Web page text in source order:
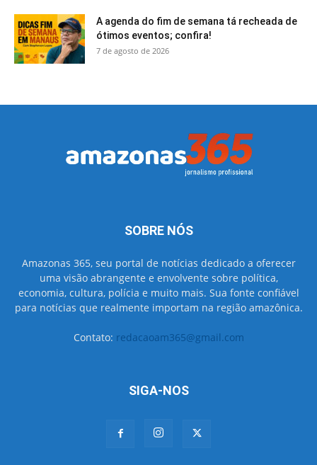
A agenda do fim de semana tá recheada de
ótimos eventos; confira!
7 de agosto de 2026
SOBRE NÓS
Amazonas 365, seu portal de notícias dedicado a oferecer
uma visão abrangente e envolvente sobre política,
economia, cultura, polícia e muito mais. Sua fonte confiável
para notícias que realmente importam na região amazônica.
Contato: redacaoam365@gmail.com
SIGA-NOS